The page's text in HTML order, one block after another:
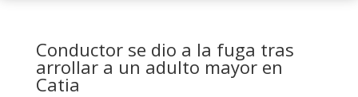
Conductor se dio a la fuga tras
arrollar a un adulto mayor en
Catia